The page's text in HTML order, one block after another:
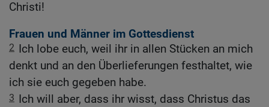
Christi!
Frauen und Männer im Gottesdienst
2 Ich lobe euch, weil ihr in allen Stücken an mich
denkt und an den Überlieferungen festhaltet, wie
ich sie euch gegeben habe.
3 Ich will aber, dass ihr wisst, dass Christus das